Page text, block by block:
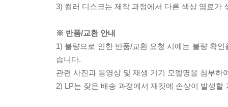
3) 컬러 디스크는 제작 과정에서 다른 색상 염료가
※ 반품/교환 안내
1) 불량으로 인한 반품/교환 요청 시에는 불량 확
습니다.
관련 사진과 동영상 및 재생 기기 모델명을 첨부하
2) LP는 잦은 배송 과정에서 재킷에 손상이 발생